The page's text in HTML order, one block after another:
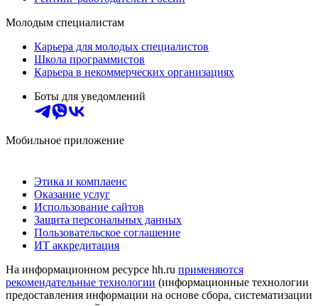
Молодым специалистам
Карьера для молодых специалистов
Школа программистов
Карьера в некоммерческих организациях
Боты для уведомлений
Мобильное приложение
Этика и комплаенс
Оказание услуг
Использование сайтов
Защита персональных данных
Пользовательское соглашение
ИТ аккредитация
На информационном ресурсе hh.ru применяются
рекомендательные технологии (информационные технологии
предоставления информации на основе сбора, систематизации